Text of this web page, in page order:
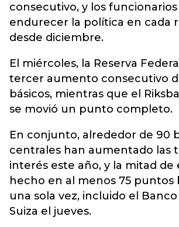
consecutivo, y los
endurecer la política en cada
desde diciembre.
El miércoles, la Reserva
tercer aumento consecutivo
básicos, mientras que el
se movió un punto completo.
En conjunto, alrededor de 90
centrales han aumentado las
interés este año, y la mitad de
hecho en al menos 75 puntos
una sola vez, incluido el
Suiza el jueves.